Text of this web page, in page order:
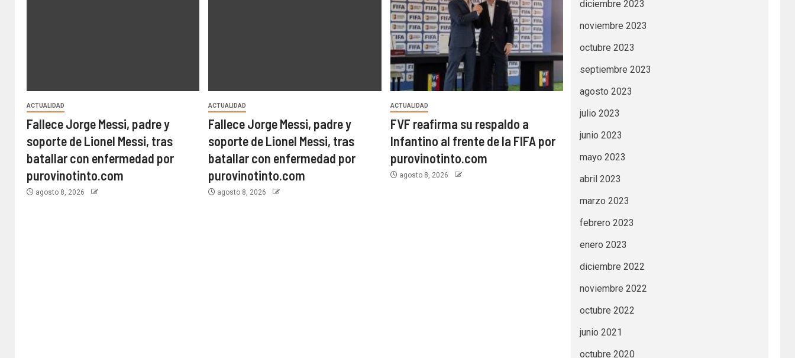
ACTUALIDAD
Fallece Jorge Messi, padre y
soporte de Lionel Messi, tras
batallar con enfermedad por
purovinotinto.com
agosto 8, 2026
ACTUALIDAD
Fallece Jorge Messi, padre y
soporte de Lionel Messi, tras
batallar con enfermedad por
purovinotinto.com
agosto 8, 2026
ACTUALIDAD
FVF reafirma su respaldo a
Infantino al frente de la FIFA por
purovinotinto.com
agosto 8, 2026
diciembre 2023
noviembre 2023
octubre 2023
septiembre 2023
agosto 2023
julio 2023
junio 2023
mayo 2023
abril 2023
marzo 2023
febrero 2023
enero 2023
diciembre 2022
noviembre 2022
octubre 2022
junio 2021
octubre 2020